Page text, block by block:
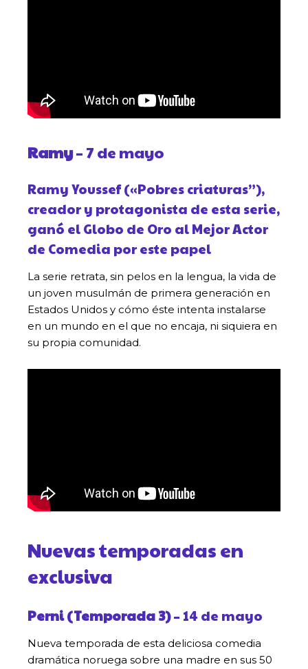
Ramy– 7 de mayo
Ramy Youssef («Pobres criaturas”),
creador y protagonista de esta serie,
ganó el Globo de Oro al Mejor Actor
de Comedia por este papel
La serie retrata, sin pelos en la lengua, la vida de
un joven musulmán de primera generación en
Estados Unidos y cómo éste intenta instalarse
en un mundo en el que no encaja, ni siquiera en
su propia comunidad.
Nuevas temporadas en
exclusiva
Perni (Temporada 3)– 14 de mayo
Nueva temporada de esta deliciosa comedia
dramática noruega sobre una madre en sus 50